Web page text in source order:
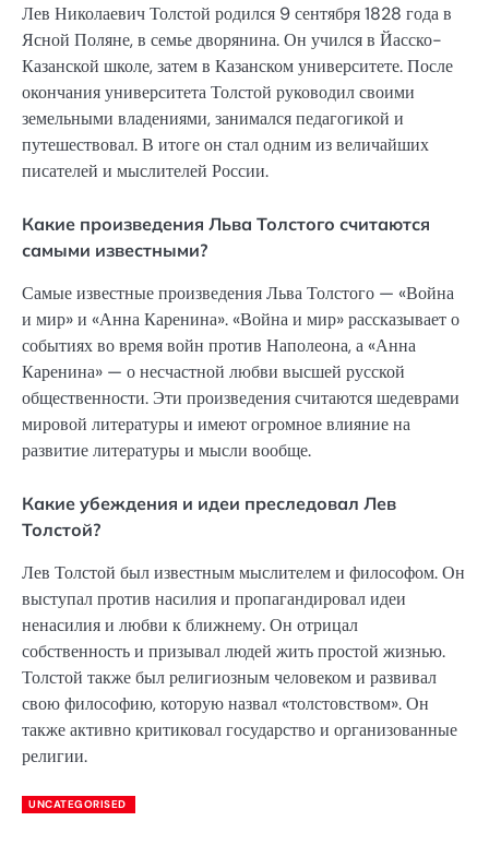
Лев Николаевич Толстой родился 9 сентября 1828 года в
Ясной Поляне, в семье дворянина. Он учился в Йасско-
Казанской школе, затем в Казанском университете. После
окончания университета Толстой руководил своими
земельными владениями, занимался педагогикой и
путешествовал. В итоге он стал одним из величайших
писателей и мыслителей России.
Какие произведения Льва Толстого считаются
самыми известными?
Самые известные произведения Льва Толстого — «Война
и мир» и «Анна Каренина». «Война и мир» рассказывает о
событиях во время войн против Наполеона, а «Анна
Каренина» — о несчастной любви высшей русской
общественности. Эти произведения считаются шедеврами
мировой литературы и имеют огромное влияние на
развитие литературы и мысли вообще.
Какие убеждения и идеи преследовал Лев
Толстой?
Лев Толстой был известным мыслителем и философом. Он
выступал против насилия и пропагандировал идеи
ненасилия и любви к ближнему. Он отрицал
собственность и призывал людей жить простой жизнью.
Толстой также был религиозным человеком и развивал
свою философию, которую назвал «толстовством». Он
также активно критиковал государство и организованные
религии.
UNCATEGORISED